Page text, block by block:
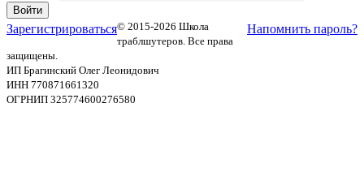
Зарегистрироваться Напомнить пароль?
© 2015-2026 Школа
траблшутеров. Все права
защищены.
ИП Брагинский Олег Леонидович
ИНН 770871661320
ОГРНИП 325774600276580